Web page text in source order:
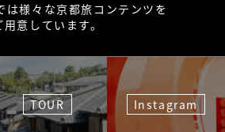
は様々な京都旅コンテンツを
用意しています。
TOUR Instagram